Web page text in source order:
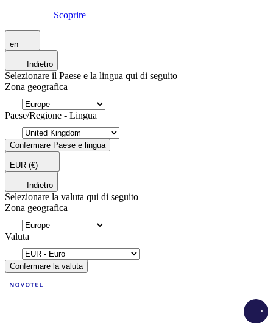
Scoprire
en
Indietro
Selezionare il Paese e la lingua qui di seguito
Zona geografica
Paese/Regione - Lingua
Confermare Paese e lingua
EUR (€)
Indietro
Selezionare la valuta qui di seguito
Zona geografica
Valuta
Confermare la valuta